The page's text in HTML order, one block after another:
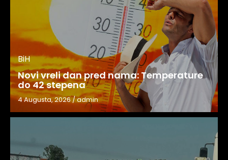
BiH
Novi vreli dan pred nama: Temperature
do 42 stepena
4 Augusta, 2026/admin